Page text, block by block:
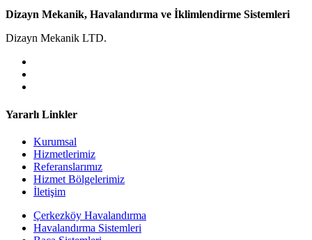
Dizayn Mekanik, Havalandırma ve İklimlendirme Sistemleri
Dizayn Mekanik LTD.
Yararlı Linkler
Kurumsal
Hizmetlerimiz
Referanslarımız
Hizmet Bölgelerimiz
İletişim
Çerkezköy Havalandırma
Havalandırma Sistemleri